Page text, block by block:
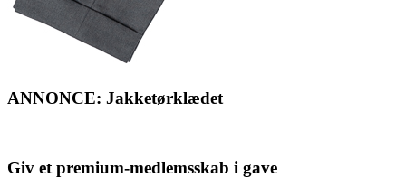
ANNONCE: Jakketørklædet
Giv et premium-medlemsskab i gave